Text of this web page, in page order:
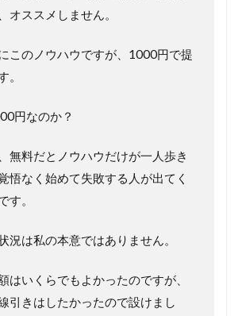
オススメしません。
このノウハウですが、1000円で提
。
円なのか？
無料だとノウハウだけが一人歩き
悟なく始めて失敗する人が出てく
す。
況は私の本意ではありません。
はいくらでもよかったのですが、
引きはしたかったので設けまし